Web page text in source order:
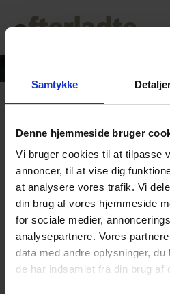
Samtykke
Denne hjemmeside bruger
Vi bruger cookies til at tilpasse
annoncer, til at vise dig
at analysere vores trafik. Vi
din brug af vores hjemmeside
for sociale medier,
analysepartnere. Vores
data med andre oplysninger,
de har indsamlet fra din brug af
29. december 2024